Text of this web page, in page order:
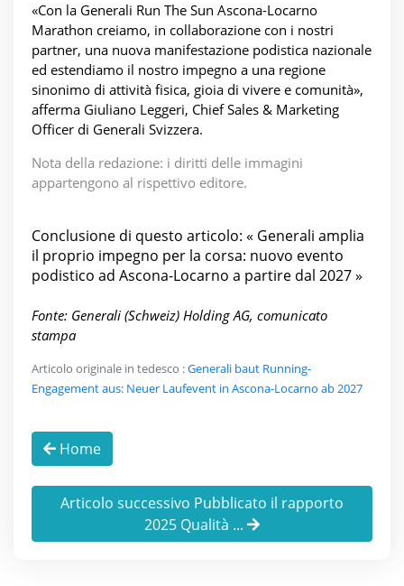
«Con la Generali Run The Sun Ascona-Locarno
Marathon creiamo, in collaborazione con i nostri
partner, una nuova manifestazione podistica nazionale
ed estendiamo il nostro impegno a una regione
sinonimo di attività fisica, gioia di vivere e comunità»,
afferma Giuliano Leggeri, Chief Sales & Marketing
Officer di Generali Svizzera.
Nota della redazione: i diritti delle immagini
appartengono al rispettivo editore.
Conclusione di questo articolo: « Generali amplia
il proprio impegno per la corsa: nuovo evento
podistico ad Ascona-Locarno a partire dal 2027 »
Fonte: Generali (Schweiz) Holding AG, comunicato
stampa
Articolo originale in tedesco :Generali baut Running-
Engagement aus: Neuer Laufevent in Ascona-Locarno ab 2027
Home
Articolo successivo Pubblicato il rapporto
2025 Qualità ...